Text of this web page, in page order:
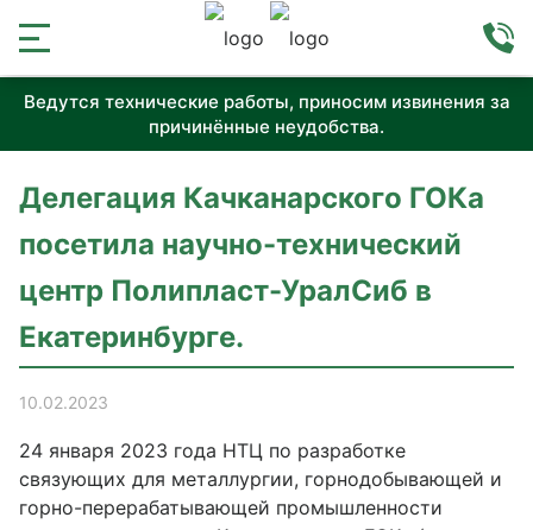
Ведутся технические работы, приносим извинения за
причинённые неудобства.
Делегация Качканарского ГОКа
посетила научно-технический
центр Полипласт-УралСиб в
Екатеринбурге.
10.02.2023
24 января 2023 года НТЦ по разработке
связующих для металлургии, горнодобывающей и
горно-перерабатывающей промышленности